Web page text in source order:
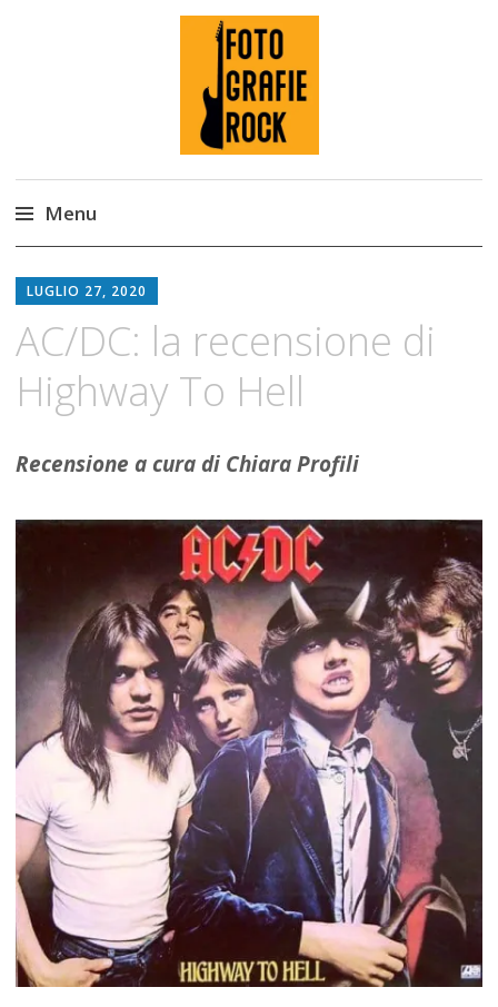
Fotografie ROCK
Menu
to
LUGLIO 27, 2020
AC/DC: la recensione di
Highway To Hell
Recensione a cura di Chiara Profili